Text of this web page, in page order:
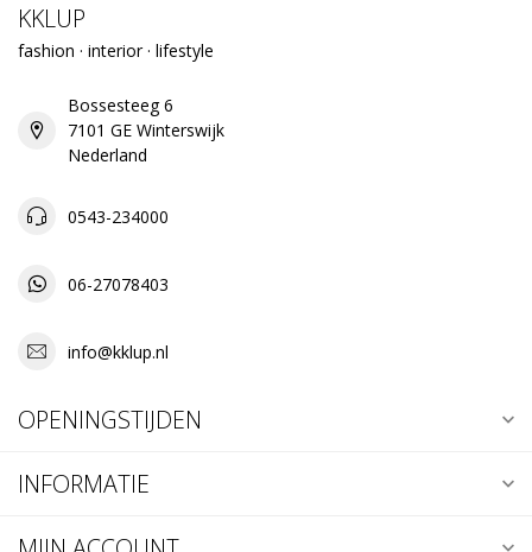
KKLUP
fashion · interior · lifestyle
Bossesteeg 6
7101 GE Winterswijk
Nederland
0543-234000
06-27078403
info@kklup.nl
OPENINGSTIJDEN
INFORMATIE